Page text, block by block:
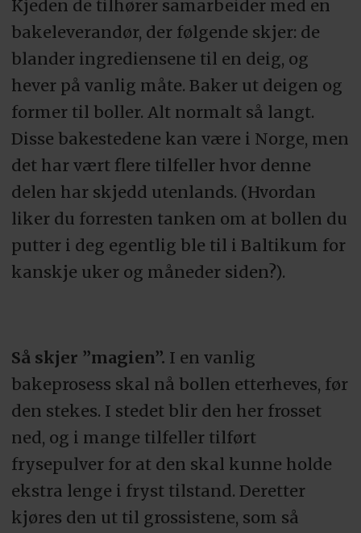
Kjeden de tilhører samarbeider med en
bakeleverandør, der følgende skjer: de
blander ingrediensene til en deig, og
hever på vanlig måte. Baker ut deigen og
former til boller. Alt normalt så langt.
Disse bakestedene kan være i Norge, men
det har vært flere tilfeller hvor denne
delen har skjedd utenlands. (Hvordan
liker du forresten tanken om at bollen du
putter i deg egentlig ble til i Baltikum for
kanskje uker og måneder siden?).
Så skjer ”magien”. I en vanlig
bakeprosess skal nå bollen etterheves, før
den stekes. I stedet blir den her frosset
ned, og i mange tilfeller tilført
frysepulver for at den skal kunne holde
ekstra lenge i fryst tilstand. Deretter
kjøres den ut til grossistene, som så